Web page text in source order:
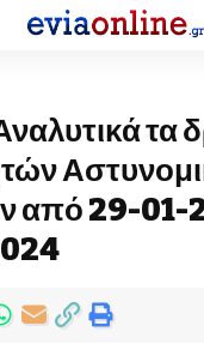
τα
από 29-01-